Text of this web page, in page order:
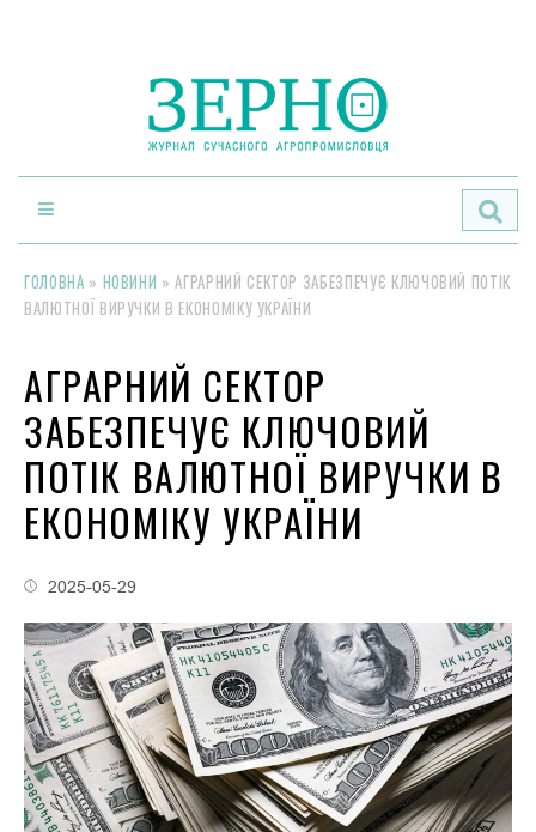
ГОЛОВНА » НОВИНИ »АГРАРНИЙ СЕКТОР ЗАБЕЗПЕЧУЄ КЛЮЧОВИЙ ПОТІК
ВАЛЮТНОЇ ВИРУЧКИ В ЕКОНОМІКУ УКРАЇНИ
АГРАРНИЙ СЕКТОР
ЗАБЕЗПЕЧУЄ КЛЮЧОВИЙ
ПОТІК ВАЛЮТНОЇ ВИРУЧКИ В
ЕКОНОМІКУ УКРАЇНИ
2025-05-29